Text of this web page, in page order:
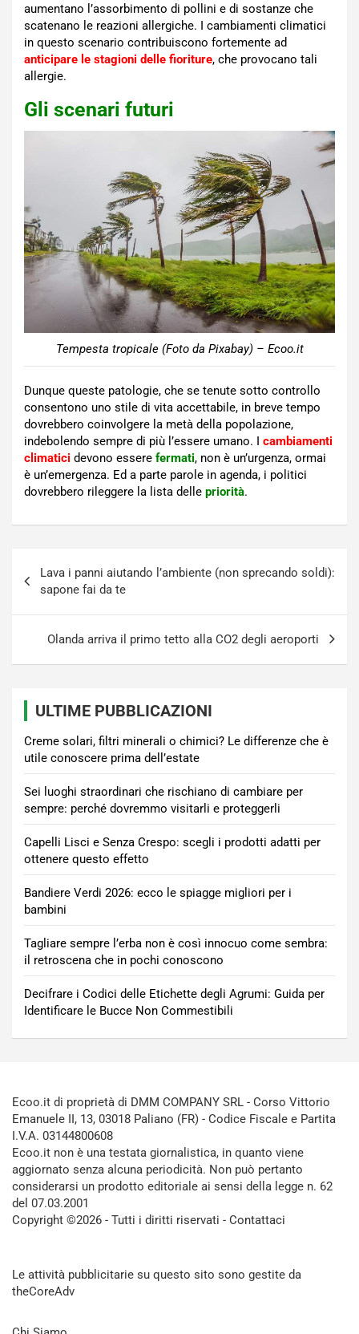
aumentano l’assorbimento di pollini e di sostanze che
scatenano le reazioni allergiche. I cambiamenti climatici
in questo scenario contribuiscono fortemente ad
anticipare le stagioni delle fioriture, che provocano tali
allergie.
Gli scenari futuri
Tempesta tropicale (Foto da Pixabay) – Ecoo.it
Dunque queste patologie, che se tenute sotto controllo
consentono uno stile di vita accettabile, in breve tempo
dovrebbero coinvolgere la metà della popolazione,
indebolendo sempre di più l’essere umano. I cambiamenti
climatici devono essere fermati, non è un’urgenza, ormai
è un’emergenza. Ed a parte parole in agenda, i politici
dovrebbero rileggere la lista delle priorità.
articoli
Lava i panni aiutando l’ambiente (non sprecando soldi):
sapone fai da te
Olanda arriva il primo tetto alla CO2 degli aeroporti
ULTIME PUBBLICAZIONI
Creme solari, filtri minerali o chimici? Le differenze che è
utile conoscere prima dell’estate
Sei luoghi straordinari che rischiano di cambiare per
sempre: perché dovremmo visitarli e proteggerli
Capelli Lisci e Senza Crespo: scegli i prodotti adatti per
ottenere questo effetto
Bandiere Verdi 2026: ecco le spiagge migliori per i
bambini
Tagliare sempre l’erba non è così innocuo come sembra:
il retroscena che in pochi conoscono
Decifrare i Codici delle Etichette degli Agrumi: Guida per
Identificare le Bucce Non Commestibili
Ecoo.it di proprietà di DMM COMPANY SRL - Corso Vittorio
Emanuele II, 13, 03018 Paliano (FR) - Codice Fiscale e Partita
I.V.A. 03144800608
Ecoo.it non è una testata giornalistica, in quanto viene
aggiornato senza alcuna periodicità. Non può pertanto
considerarsi un prodotto editoriale ai sensi della legge n. 62
del 07.03.2001
Copyright ©2026 - Tutti i diritti riservati - Contattaci
Le attività pubblicitarie su questo sito sono gestite da
theCoreAdv